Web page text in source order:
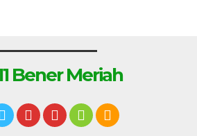
Bener Meriah